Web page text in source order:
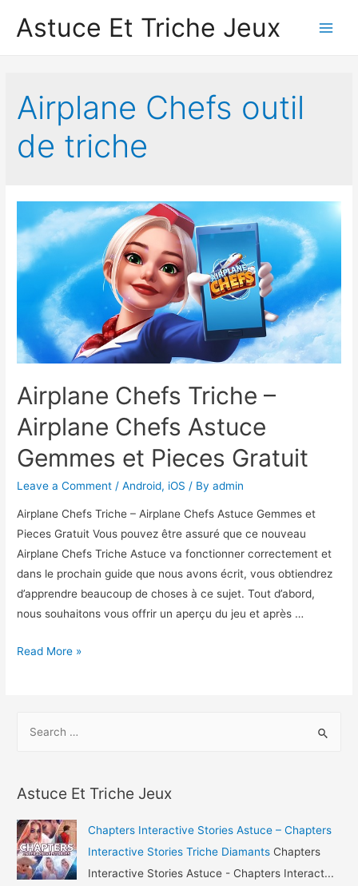
Astuce Et Triche Jeux
Airplane Chef‪s outil
de triche
Airplane Chefs Triche –
Airplane Chefs Astuce
Gemmes et Pieces Gratuit
Leave a Comment /Android, iOS / Byadmin
Airplane Chefs Triche – Airplane Chefs Astuce Gemmes et
Pieces Gratuit Vous pouvez être assuré que ce nouveau
Airplane Chefs Triche Astuce va fonctionner correctement et
dans le prochain guide que nous avons écrit, vous obtiendrez
d’apprendre beaucoup de choses à ce sujet. Tout d’abord,
nous souhaitons vous offrir un aperçu du jeu et après …
Airplane
Airplane
Gemmes
Pieces
Gratuit
Read More »
h
f
o
Astuce Et Triche Jeux
Chapters Interactive Stories Astuce – Chapters
Interactive Stories Triche Diamants Chapters
Interactive Stories Astuce - Chapters Interact...